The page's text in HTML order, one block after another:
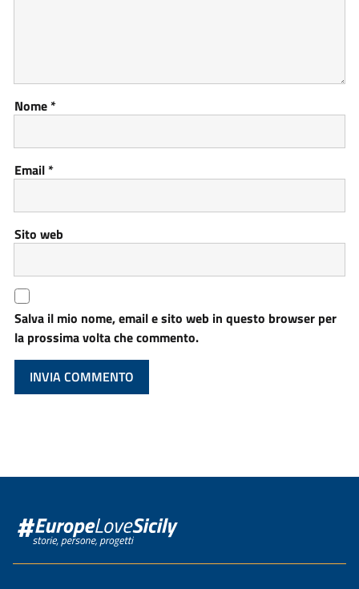
Nome*
Email*
Sito web
Salva il mio nome, email e sito web in questo browser per
la prossima volta che commento.